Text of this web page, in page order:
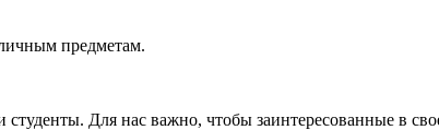
предметам.
Для нас важно, чтобы заинтересованные в